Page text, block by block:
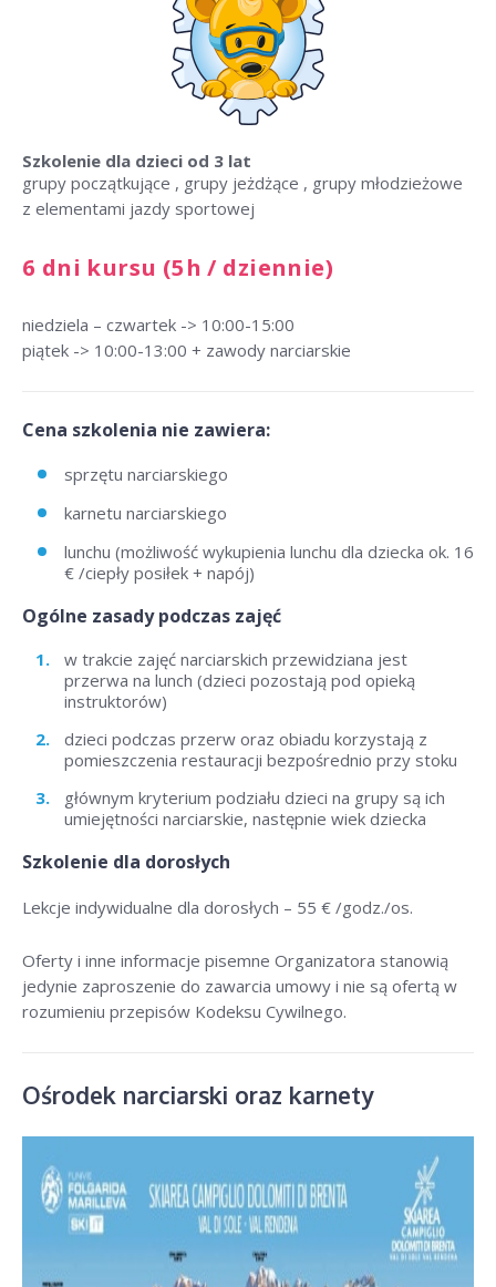
Szkolenie dla dzieci od 3 lat
grupy początkujące , grupy jeżdżące , grupy młodzieżowe
z elementami jazdy sportowej
6 dni kursu (5h / dziennie)
niedziela – czwartek -> 10:00-15:00
piątek -> 10:00-13:00 + zawody narciarskie
Cena szkolenia nie zawiera:
sprzętu narciarskiego
karnetu narciarskiego
lunchu (możliwość wykupienia lunchu dla dziecka ok. 16
€ /ciepły posiłek + napój)
Ogólne zasady podczas zajęć
w trakcie zajęć narciarskich przewidziana jest
przerwa na lunch (dzieci pozostają pod opieką
instruktorów)
dzieci podczas przerw oraz obiadu korzystają z
pomieszczenia restauracji bezpośrednio przy stoku
głównym kryterium podziału dzieci na grupy są ich
umiejętności narciarskie, następnie wiek dziecka
Szkolenie dla dorosłych
Lekcje indywidualne dla dorosłych – 55 € /godz./os.
Oferty i inne informacje pisemne Organizatora stanowią
jedynie zaproszenie do zawarcia umowy i nie są ofertą w
rozumieniu przepisów Kodeksu Cywilnego.
Ośrodek narciarski oraz karnety